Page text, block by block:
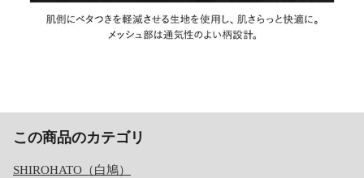
この商品のカテゴリ
SHIROHATO（白鳩）